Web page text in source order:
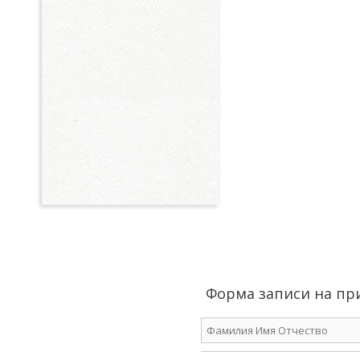
Форма записи на